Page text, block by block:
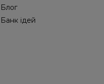
Блог
Банк ідей